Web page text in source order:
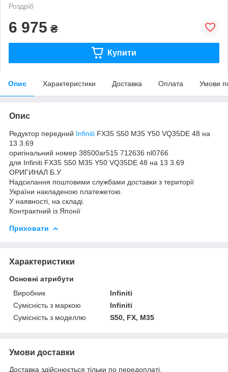
Роздріб
6 975 ₴
Купити
Опис Характеристики Доставка Оплата Умови
Опис
Редуктор передний Infiniti FX35 S50 M35 Y50 VQ35DE 48 на
13 3.69
оригінальний номер 38500ar515 712636 nl0766
для Infiniti FX35 S50 M35 Y50 VQ35DE 48 на 13 3.69
ОРИГИНАЛ Б.У
Надсилання поштовими службами доставки з території
України накладеною платежетою.
У наявності, на складі.
Контрактний із Японії
Приховати
Характеристики
Основні атрибути
Виробник
Infiniti
Сумісність з маркою
Infiniti
Сумісність з моделлю
S50, FX, M35
Умови доставки
Доставка здійснюється тільки по передоплаті.